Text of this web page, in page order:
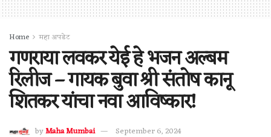
Home महा अपडेट
गणराया लवकर येई हे भजन अल्बम
रिलीज – गायक बुवा श्री संतोष कानू
शितकर यांचा नवा आविष्कार!
byMaha Mumbai
September 6, 2024